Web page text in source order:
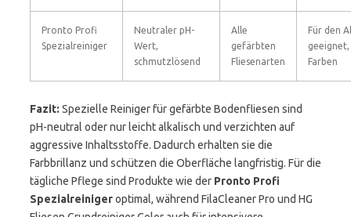
Pronto Profi
Spezialreiniger
Neutraler pH-
Wert,
schmutzlösend
Alle
gefärbten
Fliesenarten
Für den
Farben
Fazit: Spezielle Reiniger für gefärbte Bodenfliesen sind
pH-neutral oder nur leicht alkalisch und verzichten auf
aggressive Inhaltsstoffe. Dadurch erhalten sie die
Farbbrillanz und schützen die Oberfläche langfristig. Für die
tägliche Pflege sind Produkte wie der Pronto Profi
Spezialreinigeroptimal, während FilaCleaner Pro und HG